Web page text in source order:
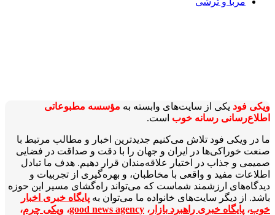
ویکی‌ فود یکی از سایت‌های وابسته به مؤسسه مطبوعاتی
اطلاع‌رسانی رسانه خوب است.
ما در ویکی‌ فود تلاش می‌کنیم جدیدترین اخبار و مطالب مرتبط با
صنعت خوراکی‌ها در ایران و جهان را با دقت و صداقت در فضایی
صمیمی و جذاب در اختیار علاقه‌مندان قرار دهیم. هدف ما تبادل
اطلاعات مفید و واقعی با مخاطبان، و بهره‌گیری از تجربیات و
دیدگاه‌های ارزشمند شماست که می‌تواند راه‌گشای مسیر این حوزه
باشد. از دیگر سایت‌های خانواده ما می‌توان به پایگاه خبری اخبار
خوب، پایگاه خبری راهبرد بازار ، good news agency، ویکی چرم،